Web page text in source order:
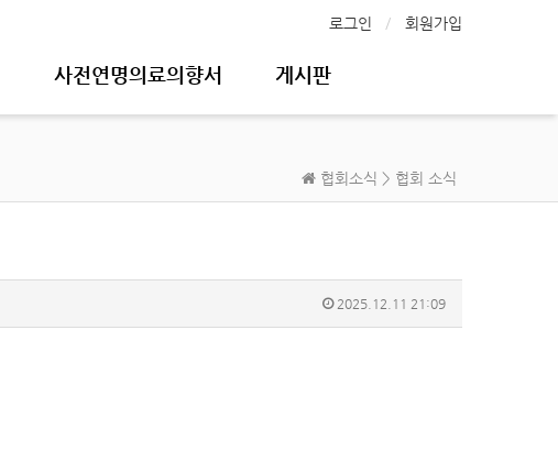
로그인 회원가입
사전연명의료의향서 게시판
협회소식 > 협회 소식
2025.12.11 21:09